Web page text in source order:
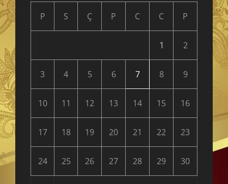
P S Ç P C C P
1 2
3 4 5 6 7 8 9
10 11 12 13 14 15 16
17 18 19 20 21 22 23
24 25 26 27 28 29 30